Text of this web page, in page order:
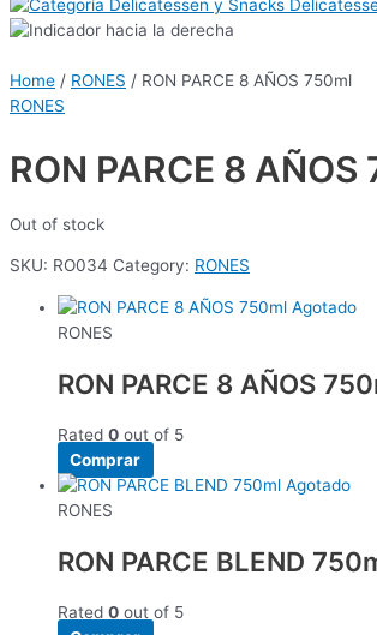
Home / RONES / RON PARCE 8 AÑOS 750ml
RONES
RON PARCE 8 AÑOS
Out of stock
SKU: RO034 Category: RONES
Agotado
RONES
RON PARCE 8 AÑOS
Rated 0 out of 5
Comprar
Agotado
RONES
RON PARCE BLEND
Rated 0 out of 5